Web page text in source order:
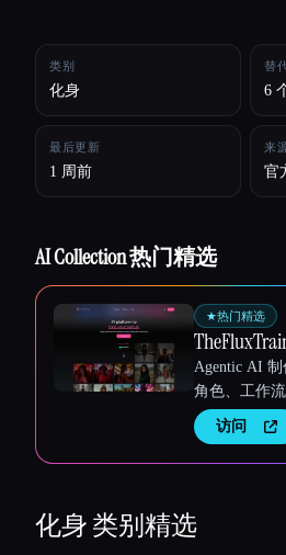
Esc
类别
化身
替
6
最后更新
1 周前
来
官
AI Collection 热门精选
★热门精选
Agentic AI
角色、工作
访问
化身类别精选